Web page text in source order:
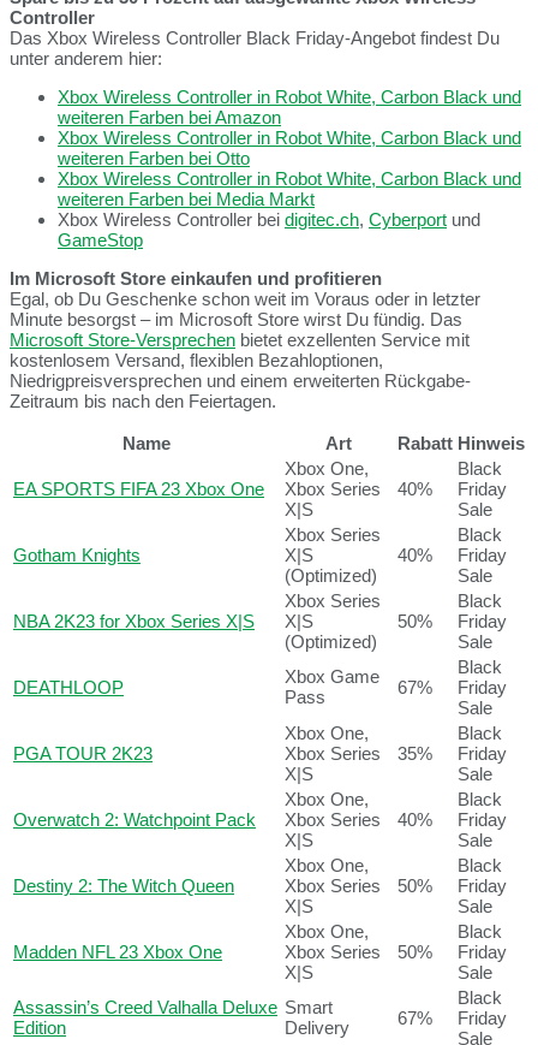
Controller
Das Xbox Wireless Controller Black Friday-Angebot findest Du
unter anderem hier:
Xbox Wireless Controller in Robot White, Carbon Black und
weiteren Farben bei Amazon
Xbox Wireless Controller in Robot White, Carbon Black und
weiteren Farben bei Otto
Xbox Wireless Controller in Robot White, Carbon Black und
weiteren Farben bei Media Markt
Xbox Wireless Controller bei digitec.ch, Cyberport und
GameStop
Im Microsoft Store einkaufen und profitieren
Egal, ob Du Geschenke schon weit im Voraus oder in letzter
Minute besorgst – im Microsoft Store wirst Du fündig. Das
Microsoft Store-Versprechen bietet exzellenten Service mit
kostenlosem Versand, flexiblen Bezahloptionen,
Niedrigpreisversprechen und einem erweiterten Rückgabe-
Zeitraum bis nach den Feiertagen.
Name Art Rabatt Hinweis
EA SPORTS FIFA 23 Xbox One
Xbox One,
Xbox Series
X|S
40%
Black
Friday
Sale
Gotham Knights
Xbox Series
X|S
(Optimized)
40%
Black
Friday
Sale
NBA 2K23 for Xbox Series X|S
Xbox Series
X|S
(Optimized)
50%
Black
Friday
Sale
DEATHLOOP
Xbox Game
Pass
67%
Black
Friday
Sale
PGA TOUR 2K23
Xbox One,
Xbox Series
X|S
35%
Black
Friday
Sale
Overwatch 2: Watchpoint Pack
Xbox One,
Xbox Series
X|S
40%
Black
Friday
Sale
Destiny 2: The Witch Queen
Xbox One,
Xbox Series
X|S
50%
Black
Friday
Sale
Madden NFL 23 Xbox One
Xbox One,
Xbox Series
X|S
50%
Black
Friday
Sale
Assassin’s Creed Valhalla Deluxe
Edition
Smart
Delivery
67%
Black
Friday
Sale